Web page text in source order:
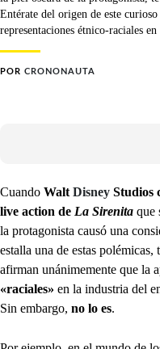
Entérate del origen de este
representaciones étnico-raciales
POR CRONONAUTA
Cuando Walt Disney Studios
live action de La Sirenita que
la protagonista causó una
estalla una de estas
afirman unánimemente que la
«raciales» en la industria del
Sin embargo, no lo es.